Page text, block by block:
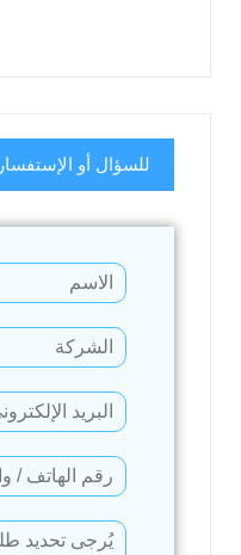
للسؤال أو الإستفسار